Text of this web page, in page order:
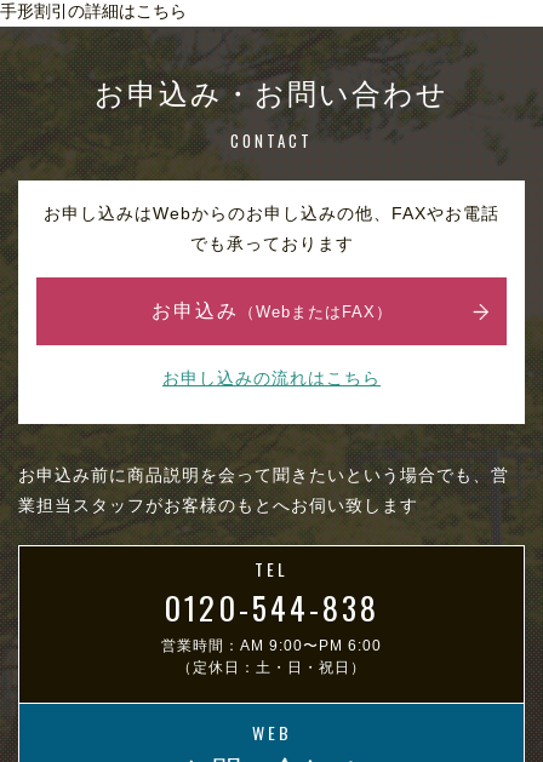
手形割引の詳細はこちら
お申込み・お問い合わせ
CONTACT
お申し込みはWebからのお申し込みの他、FAXやお電話
でも承っております
お申込み （WebまたはFAX）
お申し込みの流れはこちら
お申込み前に商品説明を会って聞きたいという場合でも、営
業担当スタッフがお客様のもとへお伺い致します
TEL
0120-544-838
営業時間：AM 9:00〜PM 6:00
（定休日：土・日・祝日）
WEB